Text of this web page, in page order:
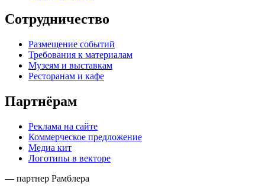
Сотрудничество
Размещение событий
Требования к материалам
Музеям и выставкам
Ресторанам и кафе
Партнёрам
Реклама на сайте
Коммерческое предложение
Медиа кит
Логотипы в векторе
— партнер Рамблера